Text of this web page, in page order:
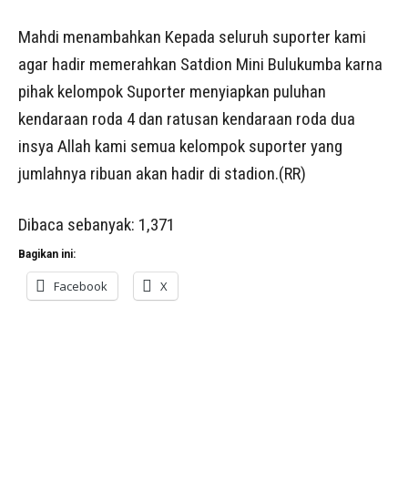
Mahdi menambahkan Kepada seluruh suporter kami
agar hadir memerahkan Satdion Mini Bulukumba karna
pihak kelompok Suporter menyiapkan puluhan
kendaraan roda 4 dan ratusan kendaraan roda dua
insya Allah kami semua kelompok suporter yang
jumlahnya ribuan akan hadir di stadion.(RR)
Dibaca sebanyak: 1,371
Bagikan ini:
Facebook X